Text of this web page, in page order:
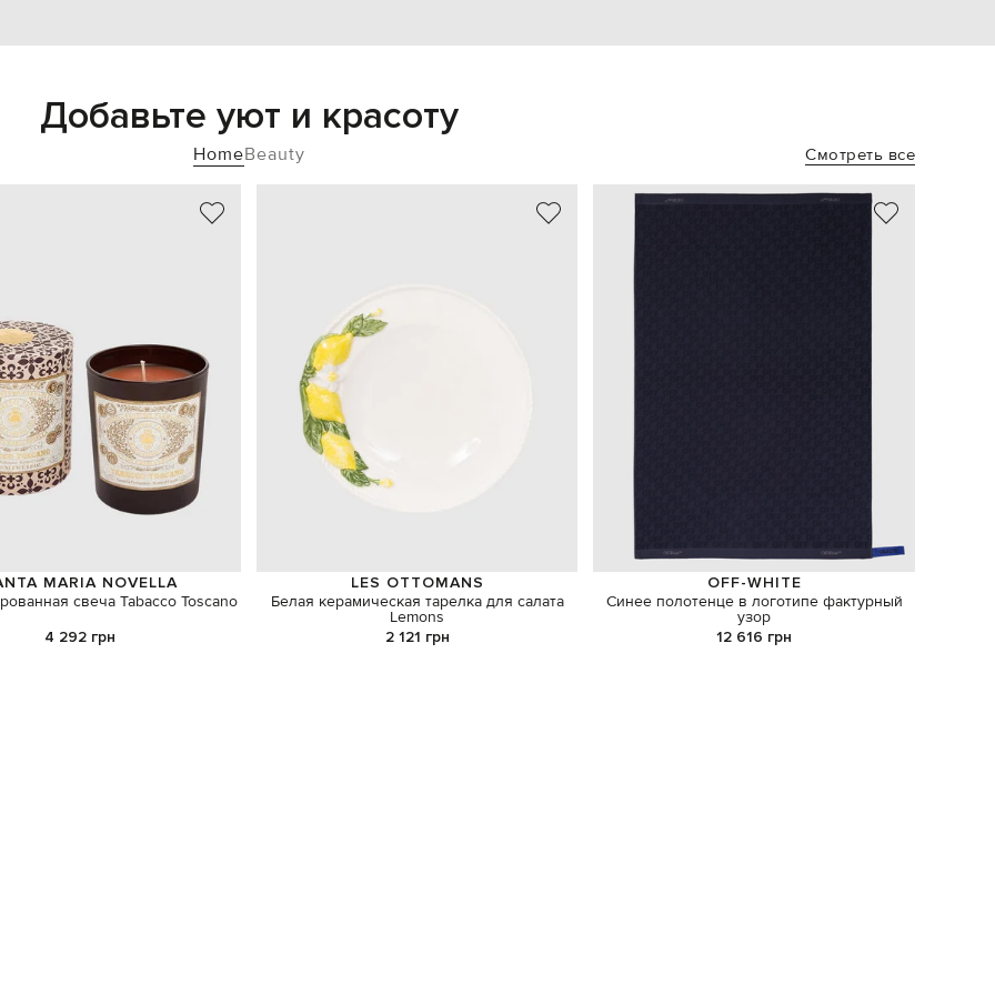
Добавьте уют и красоту
HomeBeauty Смотреть все
MARIA NOVELLA
свеча Tabacco Toscano
4 292 грн
LES OTTOMANS
Белая керамическая тарелка для салата
Lemons
2 121 грн
OFF-WHITE
Синее полотенце в логотипе фактурный
узор
12 616 грн